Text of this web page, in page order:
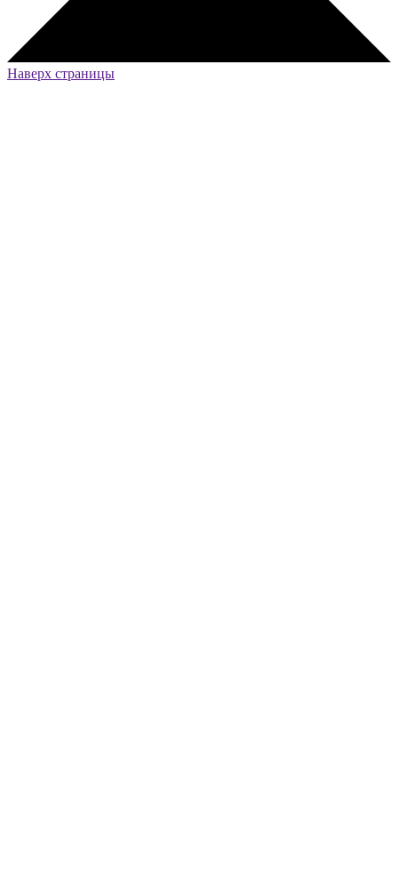
Наверх страницы